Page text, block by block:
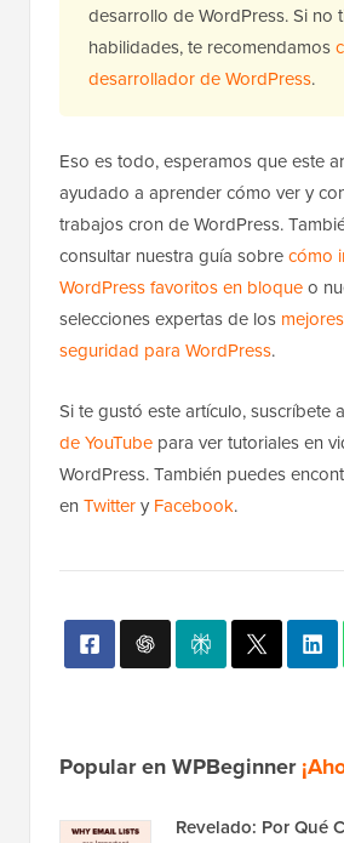
desarrollo de WordPress. Si no
habilidades, te recomendamos
desarrollador de WordPress.
Eso es todo, esperamos que este
ayudado a aprender cómo ver y
trabajos cron de WordPress.
consultar nuestra guía sobrecómo
WordPress favoritos en bloqueo
selecciones expertas de los
seguridad para WordPress.
Si te gustó este artículo, suscríbete
de YouTube para ver tutoriales en
WordPress. También puedes
en Twittery Facebook.
Popular en WPBeginner
Revelado: Por Qué